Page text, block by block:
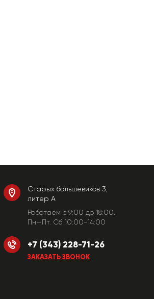
Старых большевиков 3,
литер А
Работаем c 9:00 до 18:00.
Пн—Пт. Сб 10:00-14:00
+7 (343) 228-71-26
ЗАКАЗАТЬ ЗВОНОК